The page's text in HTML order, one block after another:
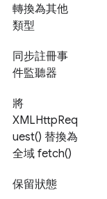
轉換為其他
類型
同步註冊事
件監聽器
將
XMLHttpReq
uest() 替換為
全域 fetch()
保留狀態